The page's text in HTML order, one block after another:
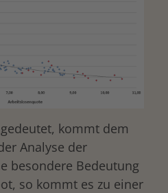
kommt dem
Analyse der
besondere Bedeutung
so kommt es zu einer